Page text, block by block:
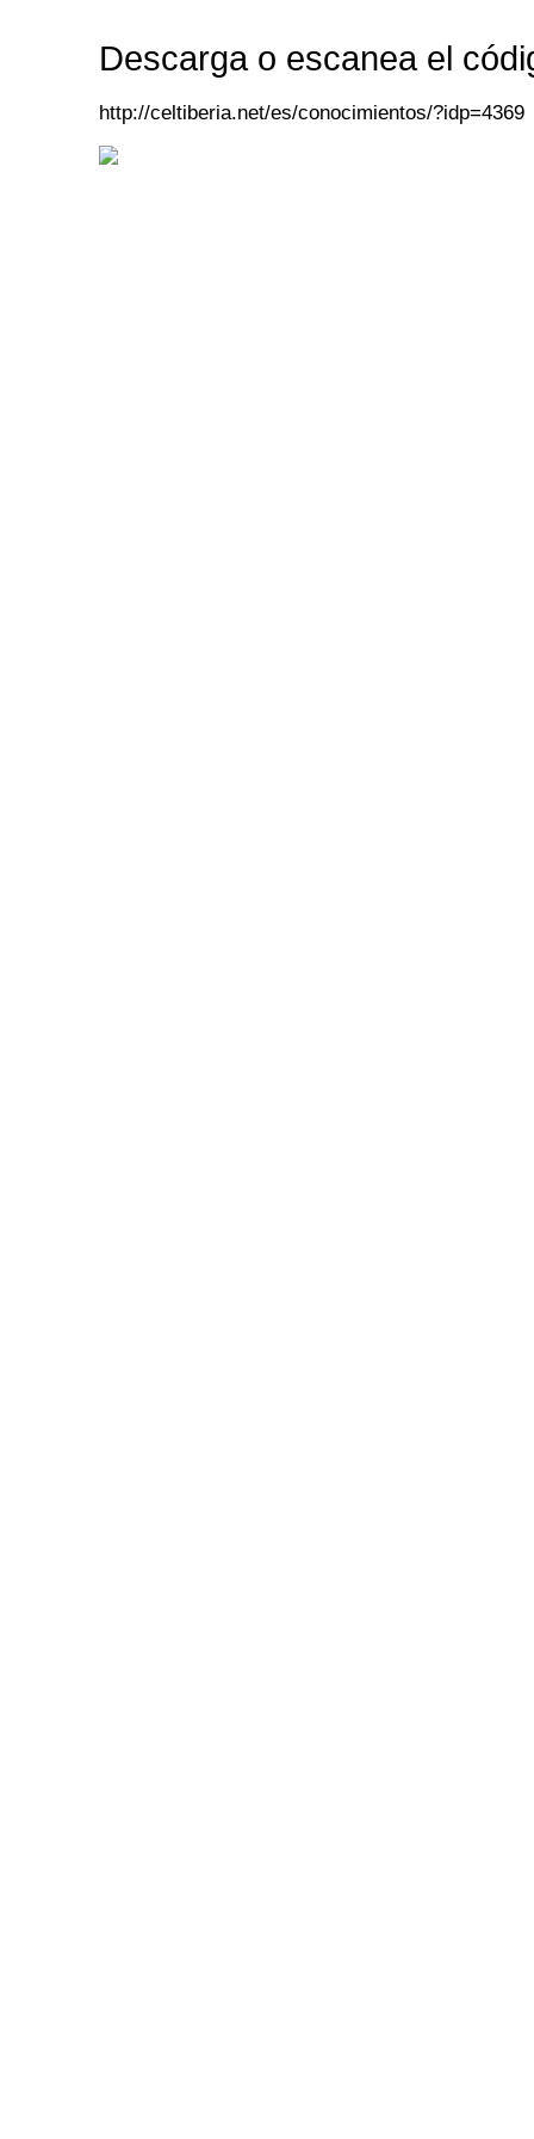
Descarga o escanea el
http://celtiberia.net/es/conocimientos/?idp=4369